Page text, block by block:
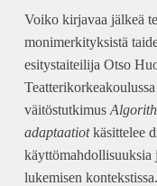
Voiko kirjavaa jälkeä
monimerkityksistä
esitystaiteilija Otso
väitöstutkimus
adaptaatiotkäsittelee
käyttömahdollisuuksia
lukemisen kontekstissa.